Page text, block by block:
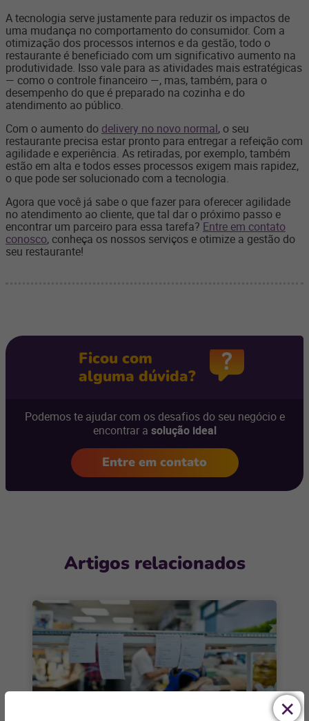
A tecnologia serve justamente para reduzir os impactos de
uma mudança no comportamento do consumidor. Com a
otimização dos processos internos e da gestão, todo o
restaurante é beneficiado com um significativo aumento na
produtividade. Isso vale para as atividades mais estratégicas
— como o controle financeiro —, mas, também, para o
desempenho do que é preparado na cozinha e do
atendimento ao público.
Com o aumento do delivery no novo normal, o seu
restaurante precisa estar pronto para entregar a refeição com
agilidade e experiência. As retiradas, por exemplo, também
estão em alta e todos esses processos exigem mais rapidez,
o que pode ser solucionado com a tecnologia.
Agora que você já sabe o que fazer para oferecer agilidade
no atendimento ao cliente, que tal dar o próximo passo e
encontrar um parceiro para essa tarefa? Entre em contato
conosco, conheça os nossos serviços e otimize a gestão do
seu restaurante!
Ficou com
alguma dúvida?
Podemos te ajudar com os desafios do seu negócio e
encontrar a solução ideal
Entre em contato
Artigos relacionados